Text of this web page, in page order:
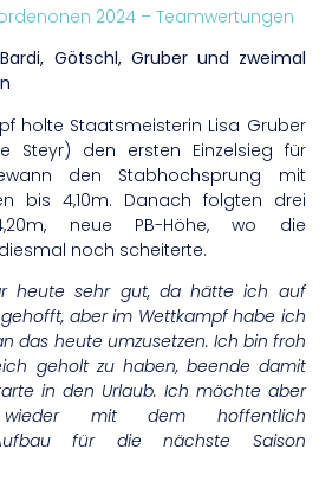
2024 – Teamwertungen
Götschl, Gruber und zweimal
holte Staatsmeisterin Lisa Gruber
Steyr) den ersten Einzelsieg für
den Stabhochsprung mit
bis 4,10m. Danach folgten drei
neue PB-Höhe, wo die
noch scheiterte.
heute sehr gut, da hätte ich auf
aber im Wettkampf habe ich
das heute umzusetzen. Ich bin froh
geholt zu haben, beende damit
in den Urlaub. Ich möchte aber
mit dem hoffentlich
für die nächste Saison